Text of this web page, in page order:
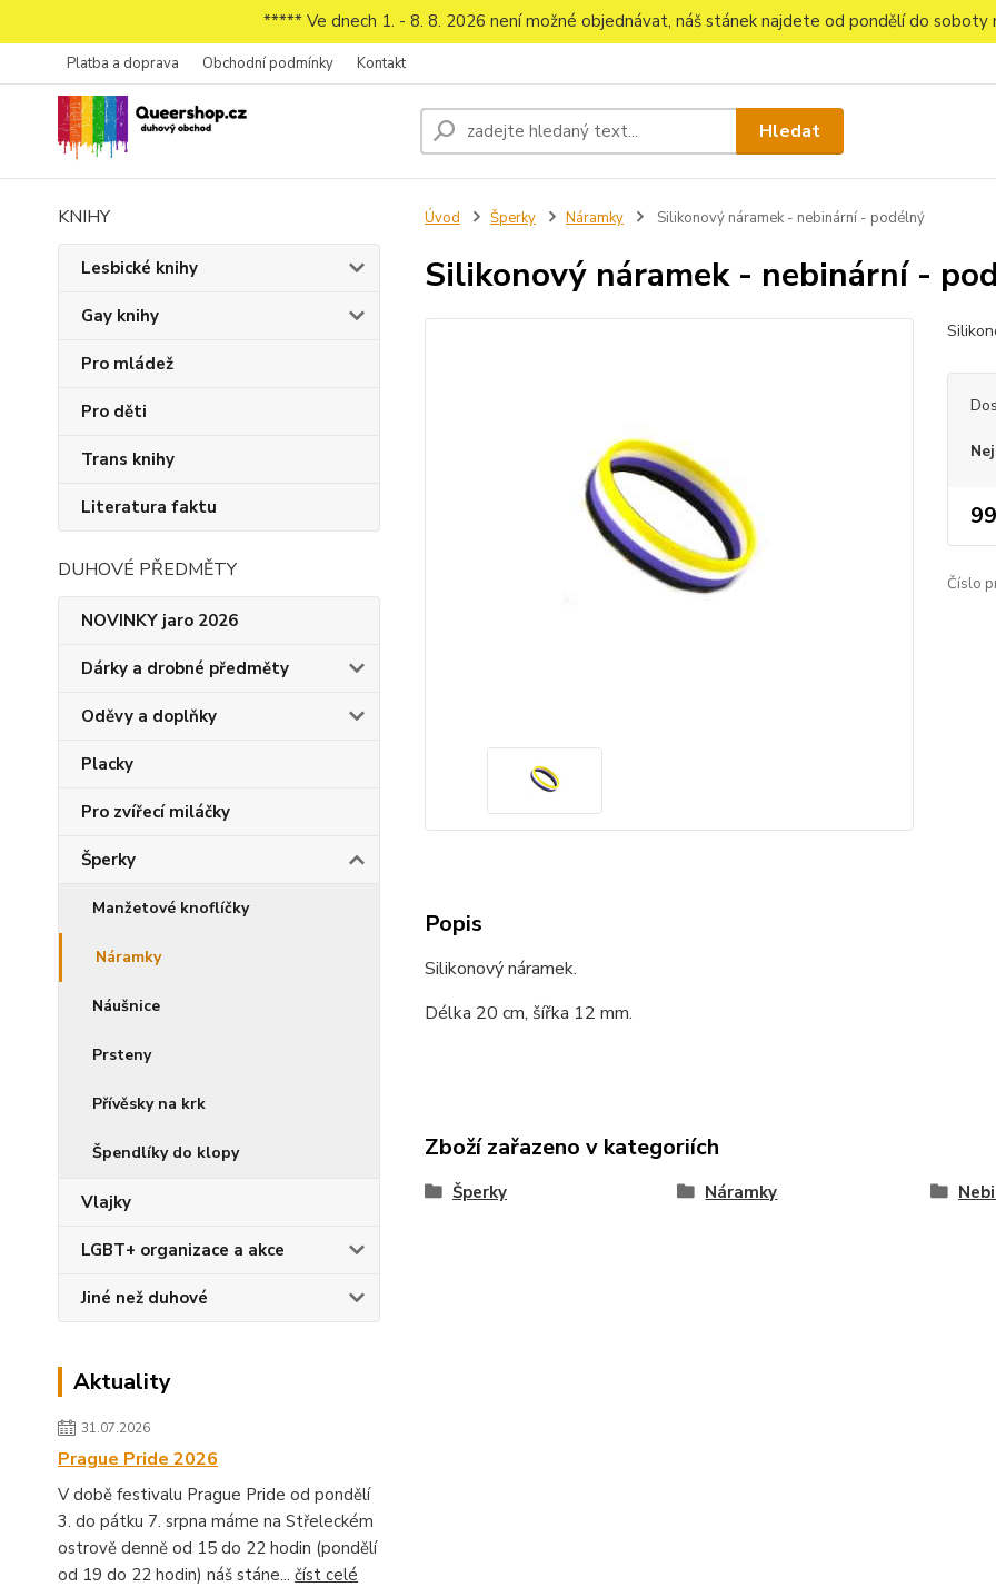
***** Ve dnech 1. - 8. 8. 2026 není možné objednávat, náš stánek najdete od pondělí do
Platba a doprava Obchodní podmínky Kontakt
Hledat
KNIHY
Lesbické knihy
Gay knihy
Pro mládež
Pro děti
Trans knihy
Literatura faktu
DUHOVÉ PŘEDMĚTY
NOVINKY jaro 2026
Dárky a drobné předměty
Oděvy a doplňky
Placky
Pro zvířecí miláčky
Šperky
Manžetové knoflíčky
Náramky
Náušnice
Prsteny
Přívěsky na krk
Špendlíky do klopy
Vlajky
LGBT+ organizace a akce
Jiné než duhové
Aktuality
31.07.2026
Prague Pride 2026
V době festivalu Prague Pride od pondělí
3. do pátku 7. srpna máme na Střeleckém
ostrově denně od 15 do 22 hodin (pondělí
od 19 do 22 hodin) náš stáne... číst celé
Úvod Šperky Náramky Silikonový náramek - nebinární - podélný
Silikonový náramek - nebinární -
Číslo
Popis
Silikonový náramek.
Délka 20 cm, šířka 12 mm.
Zboží zařazeno v kategoriích
Šperky Náramky